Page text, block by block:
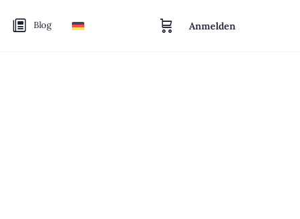
Blog Anmelden